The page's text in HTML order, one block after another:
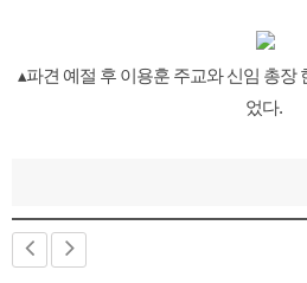
▴파견 예절 후 이용훈 주교와 신임 총장
었다.